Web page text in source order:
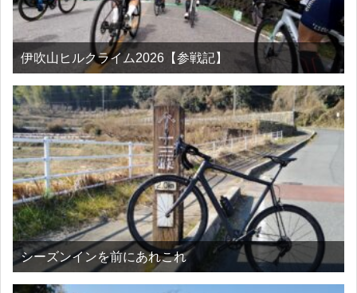
伊吹山ヒルクライム2026【参戦記】
シーズンインを前にあれこれ